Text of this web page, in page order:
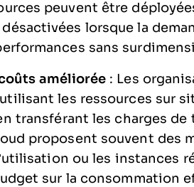
peuvent être
lorsque la
sans
améliorée : Les
les ressources sur
transférant les charges de
proposent souvent des
ou les instances
sur la consommation